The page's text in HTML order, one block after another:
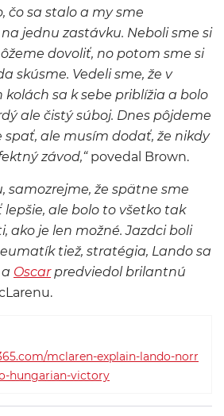
čo sa stalo a my sme
jednu zastávku. Neboli sme si
dovoliť, no potom sme si
skúsme. Vedeli sme, že v
sa k sebe priblížia a bolo
ale čistý súboj. Dnes pôjdeme
spať, ale musím dodať, že nikdy
závod,“povedal Brown.
samozrejme, že spätne sme
ale bolo to všetko tak
ako je len možné. Jazdci boli
tiež, stratégia, Lando sa
Oscarpredviedol brilantnú
mclaren-explain-lando-norr
hungarian-victory